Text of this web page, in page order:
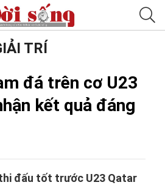
TRÍ
đá trên cơ U23
kết quả đáng
đấu tốt trước U23 Qatar